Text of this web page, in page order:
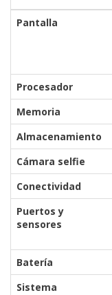
Pantalla
Procesador
Memoria
Almacenamiento
Cámara selfie
Conectividad
Puertos y
sensores
Batería
Sistema